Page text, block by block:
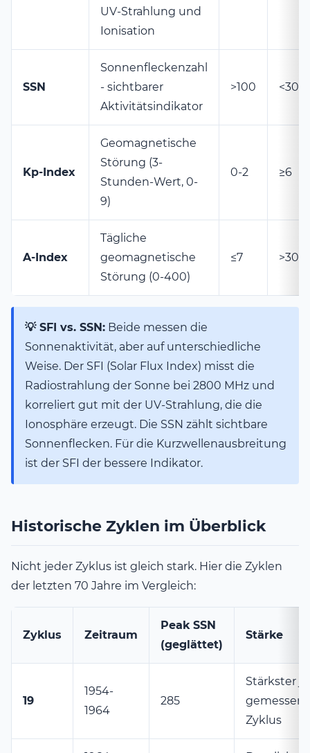
UV-Strahlung und
Ionisation
SSN
Sonnenfleckenzahl
- sichtbarer
Aktivitätsindikator
>100 <30
Kp-Index
Geomagnetische
Störung (3-
Stunden-Wert, 0-
9)
0-2 ≥6
A-Index
Tägliche
geomagnetische
Störung (0-400)
≤7 >30
💡 SFI vs. SSN: Beide messen die
Sonnenaktivität, aber auf unterschiedliche
Weise. Der SFI (Solar Flux Index) misst die
Radiostrahlung der Sonne bei 2800 MHz und
korreliert gut mit der UV-Strahlung, die die
Ionosphäre erzeugt. Die SSN zählt sichtbare
Sonnenflecken. Für die Kurzwellenausbreitung
ist der SFI der bessere Indikator.
Historische Zyklen im Überblick
Nicht jeder Zyklus ist gleich stark. Hier die Zyklen
der letzten 70 Jahre im Vergleich:
Zyklus Zeitraum
Peak SSN
(geglättet)
Stärke
19
1954-
1964
285
Stärkster
Zyklus